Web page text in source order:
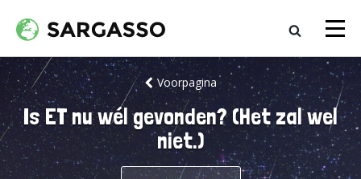
Voorpagina
Is ET nu wél gevonden? (Het zal wel
niet.)